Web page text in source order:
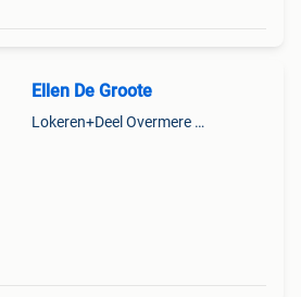
Ellen De Groote
Lokeren+Deel Overmere En Zele